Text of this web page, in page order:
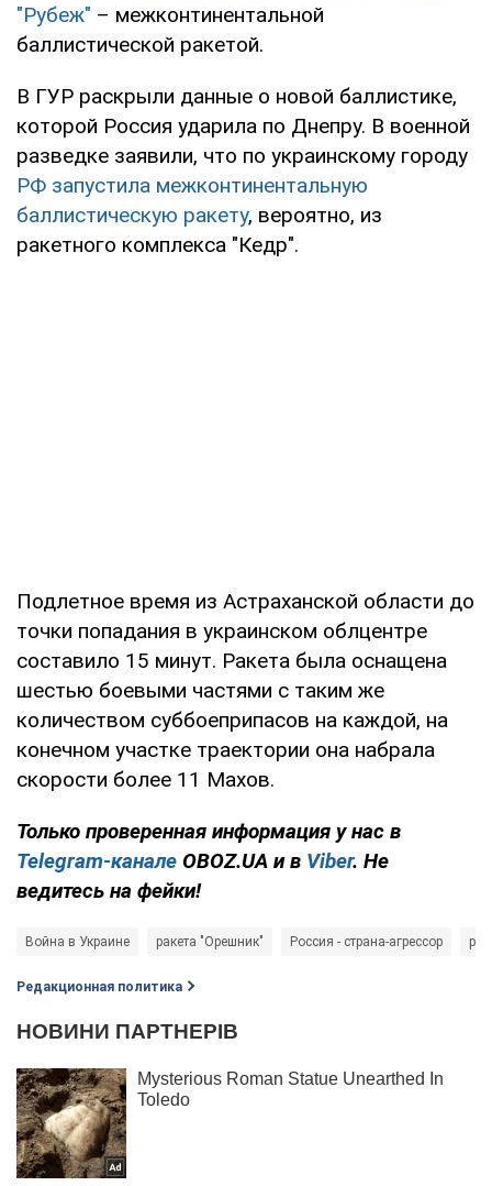
"Рубеж" – межконтинентальной
баллистической ракетой.
В ГУР раскрыли данные о новой баллистике,
которой Россия ударила по Днепру. В военной
разведке заявили, что по украинскому городу
РФ запустила межконтинентальную
баллистическую ракету, вероятно, из
ракетного комплекса "Кедр".
Подлетное время из Астраханской области до
точки попадания в украинском облцентре
составило 15 минут. Ракета была оснащена
шестью боевыми частями с таким же
количеством суббоеприпасов на каждой, на
конечном участке траектории она набрала
скорости более 11 Махов.
Только проверенная информация у нас в
Telegram-канале OBOZ.UA и в Viber. Не
ведитесь на фейки!
Война в Украине ракета "Орешник" Россия - страна-агрессор
Редакционная политика